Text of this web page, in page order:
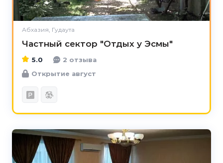
Абхазия, Гудаута
Частный сектор "Отдых у Эсмы"
5.0
2 отзыва
Открытие август